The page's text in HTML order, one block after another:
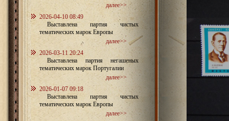
далее>>
2026-04-10 08:49
Выставлена партия чистых
тематических марок Европы
далее>>
2026-03-11 20:24
Выставлена партия негашеных
тематических марок Португалии
далее>>
2026-01-07 09:18
Выставлена партия чистых
тематических марок Европы
далее>>